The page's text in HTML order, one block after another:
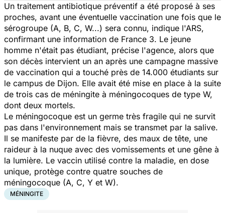
Un traitement antibiotique préventif a été proposé à ses
proches, avant une éventuelle vaccination une fois que le
sérogroupe (A, B, C, W...) sera connu, indique l'ARS,
confirmant une information de France 3. Le jeune
homme n'était pas étudiant, précise l'agence, alors que
son décès intervient un an après une campagne massive
de vaccination qui a touché près de 14.000 étudiants sur
le campus de Dijon. Elle avait été mise en place à la suite
de trois cas de méningite à méningocoques de type W,
dont deux mortels.
Le méningocoque est un germe très fragile qui ne survit
pas dans l'environnement mais se transmet par la salive.
Il se manifeste par de la fièvre, des maux de tête, une
raideur à la nuque avec des vomissements et une gêne à
la lumière. Le vaccin utilisé contre la maladie, en dose
unique, protège contre quatre souches de
méningocoque (A, C, Y et W).
MÉNINGITE